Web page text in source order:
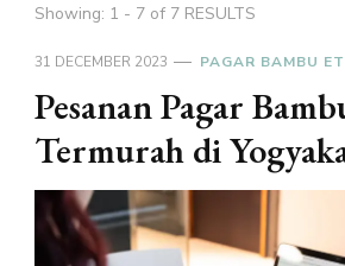
Showing: 1 - 7 of 7 RESULTS
31 DECEMBER 2023 PAGAR BAMBU
Pesanan Pagar
Termurah di